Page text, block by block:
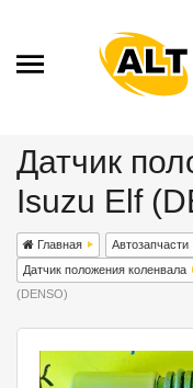
Датчик
Isuzu Elf
Главная Автозапчасти
Датчик положения коленвала
(DENSO)